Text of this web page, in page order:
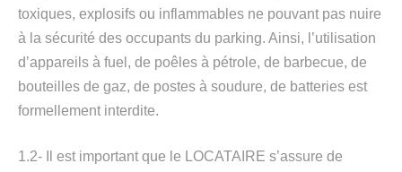
toxiques, explosifs ou inflammables ne pouvant pas nuire
à la sécurité des occupants du parking. Ainsi, l’utilisation
d’appareils à fuel, de poêles à pétrole, de barbecue, de
bouteilles de gaz, de postes à soudure, de batteries est
formellement interdite.
1.2- Il est important que le LOCATAIRE s’assure de